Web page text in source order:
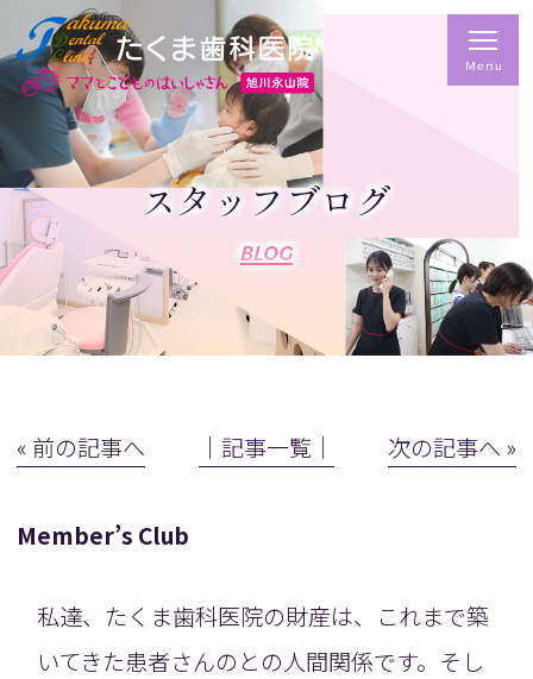
スタッフブログ
BLOG
« 前の記事へ │記事一覧│ 次の記事へ »
Member’s Club
私達、たくま歯科医院の財産は、これまで築
いてきた患者さんのとの人間関係です。そし